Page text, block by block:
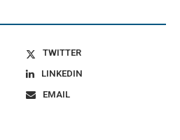
TWITTER
LINKEDIN
EMAIL